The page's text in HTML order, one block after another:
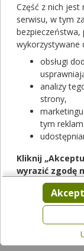
Artykuły
Matera
może
Część z nich jest
serwisu, w tym
bezpieczeństwa,
wykorzystywane
obsługi
analizy
strony,
tym
Kliknij
wyrazić zgodę
partnerów
Pamiętaj, że
zgodę możesz
zgodę na
celach. Jeżeli